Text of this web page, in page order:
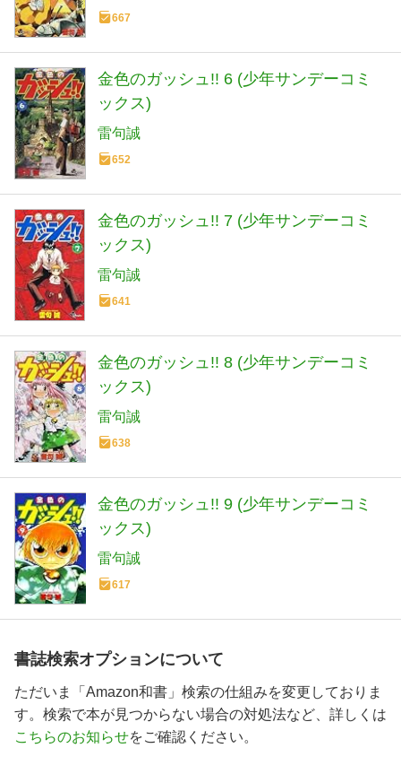
667
金色のガッシュ!! 6 (少年サンデーコミ
ックス)
雷句誠
652
金色のガッシュ!! 7 (少年サンデーコミ
ックス)
雷句誠
641
金色のガッシュ!! 8 (少年サンデーコミ
ックス)
雷句誠
638
金色のガッシュ!! 9 (少年サンデーコミ
ックス)
雷句誠
617
書誌検索オプションについて
ただいま「Amazon和書」検索の仕組みを変更しておりま
す。検索で本が見つからない場合の対処法など、詳しくは
こちらのお知らせをご確認ください。